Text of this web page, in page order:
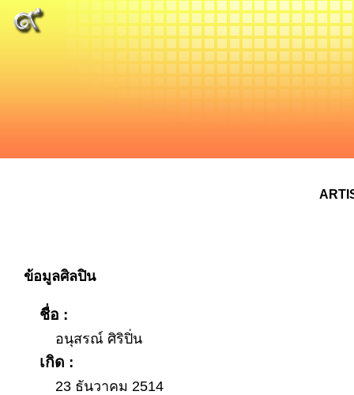
ข้อมูลศิลปิน
ชื่อ :
อนุสรณ์ ศิริปิ่น
เกิด :
23 ธันวาคม 2514